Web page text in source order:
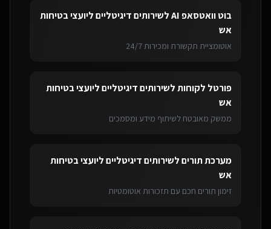
בוט וואטסאפ AI לשירותים דיגיטליים ליועצי בטיחות
אש
אוטומציית תקשורת ומכירות 24/7
פורטל לקוחותלשירותים דיגיטליים ליועצי בטיחות
אש
ממשק מאובטח לשיתוף מידע ומסמכים
מערכת תוריםלשירותים דיגיטליים ליועצי בטיחות
אש
זימון תורים חכם עם תזכורות אוטומטיות